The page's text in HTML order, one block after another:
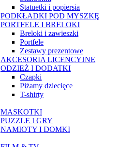
Statuetki i popiersia
PODKŁADKI POD MYSZKĘ
PORTFELE I BRELOKI
Breloki i zawieszki
Portfele
Zestawy prezentowe
AKCESORIA LICENCYJNE
ODZIEŻ I DODATKI
Czapki
Piżamy dziecięce
T-shirty
MASKOTKI
PUZZLE I GRY
NAMIOTY I DOMKI